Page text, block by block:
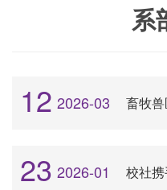
系
12 2026-03
23 2026-01